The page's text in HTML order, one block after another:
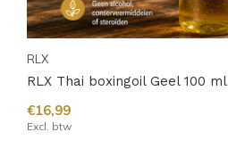
RLX
RLX Thai boxingoil Geel 100 ml
€16,99
Excl. btw